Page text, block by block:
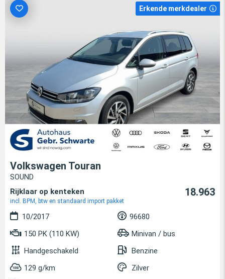
Erkende merkdealer
Volkswagen Touran
SOUND
Rijklaar op kenteken
incl. BPM, btw en standaard import pakket
18.963
10/2017
96680
150 PK (110 KW)
Minivan / bus
Handgeschakeld
Benzine
129 g/km
Zilver